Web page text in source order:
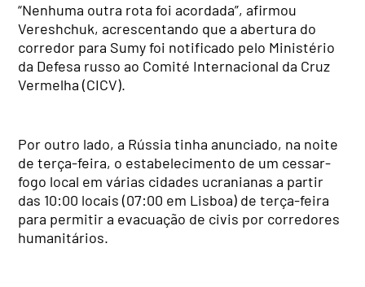
“Nenhuma outra rota foi acordada”, afirmou
Vereshchuk, acrescentando que a abertura do
corredor para Sumy foi notificado pelo Ministério
da Defesa russo ao Comité Internacional da Cruz
Vermelha (CICV).
Por outro lado, a Rússia tinha anunciado, na noite
de terça-feira, o estabelecimento de um cessar-
fogo local em várias cidades ucranianas a partir
das 10:00 locais (07:00 em Lisboa) de terça-feira
para permitir a evacuação de civis por corredores
humanitários.